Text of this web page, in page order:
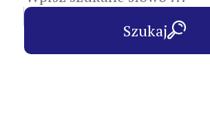
Szukaj